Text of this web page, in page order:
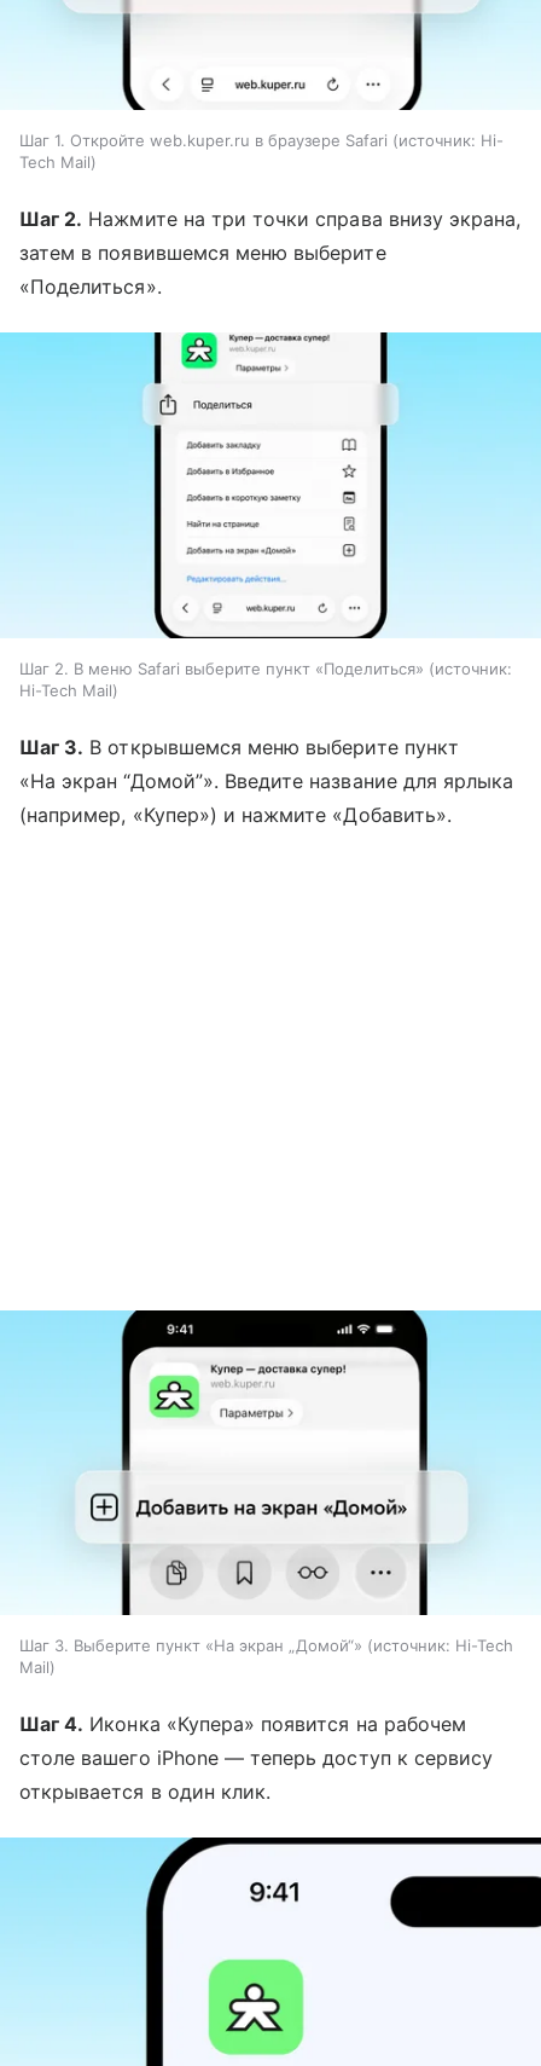
Шаг 1. Откройте web.kuper.ru в браузере Safari источник: Hi-
Tech Mail
Шаг 2. Нажмите на три точки справа внизу экрана,
затем в появившемся меню выберите
«Поделиться».
Шаг 2. В меню Safari выберите пункт «Поделиться»
источник:
Hi-Tech Mail
Шаг 3. В открывшемся меню выберите пункт
«На экран “Домой”». Введите название для ярлыка
(например, «Купер») и нажмите «Добавить».
Шаг 3. Выберите пункт «На экран „Домой“» источник: Hi-Tech
Mail
Шаг 4. Иконка «Купера» появится на рабочем
столе вашего iPhone — теперь доступ к сервису
открывается в один клик.